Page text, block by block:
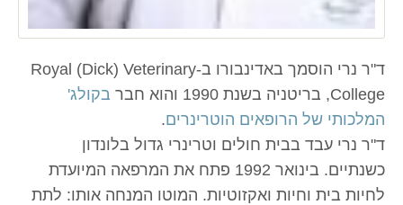
ד"ר נרי הוסמך באדינבורו ב-Royal (Dick) Veterinary
College, בריטניה בשנת 1990 והוא חבר
בקולג'
המלכותי של הרופאים הוטרינרים.
ד"ר נרי עבד בבית חולים וטרינרי גדול בלונדון
כשנתיים. בינואר 1992 פתח את המרפאה המיועדת
לחיות בית וחיות ואקזוטיות. המוטו המנחה אותו: לתת